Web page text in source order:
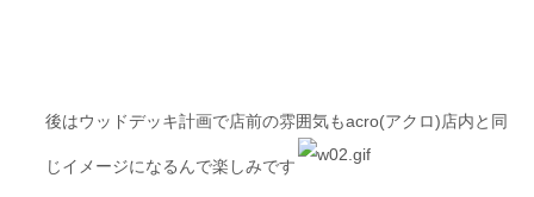
後はウッドデッキ計画で店前の雰囲気もacro(アクロ)店内と同
じイメージになるんで楽しみです